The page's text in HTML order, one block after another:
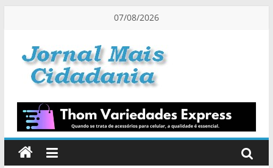
conteúdo
07/08/2026
Jornal
Mais
Cidadania